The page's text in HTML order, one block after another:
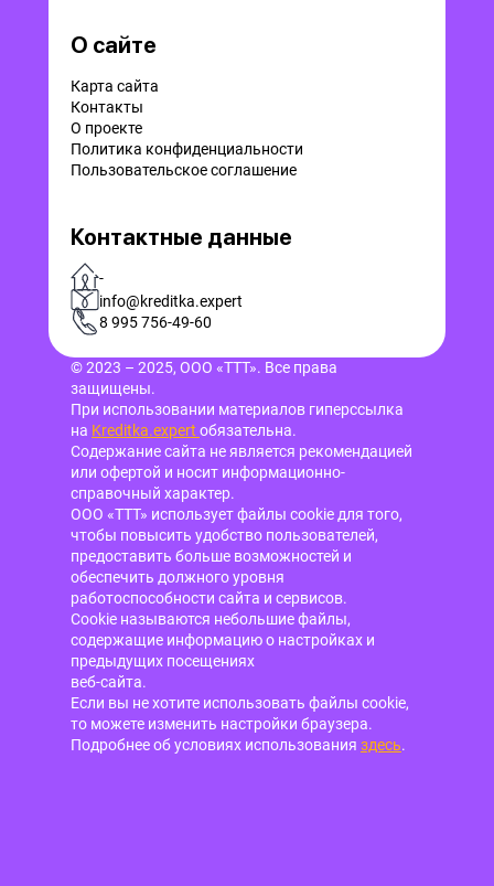
О сайте
Карта сайта
Контакты
О проекте
Политика конфиденциальности
Пользовательское соглашение
Контактные данные
-
info@kreditka.expert
8 995 756-49-60
© 2023 – 2025, ООО «ТТТ». Все права
защищены.
При использовании материалов гиперссылка
на Kreditka.expert обязательна.
Содержание сайта не является рекомендацией
или офертой и носит информационно-
справочный характер.
ООО «ТТТ» использует файлы cookie для того,
чтобы повысить удобство пользователей,
предоставить больше возможностей и
обеспечить должного уровня
работоспособности сайта и сервисов.
Cookie называются небольшие файлы,
содержащие информацию о настройках и
предыдущих посещениях
веб-сайта.
Если вы не хотите использовать файлы cookie,
то можете изменить настройки браузера.
Подробнее об условиях использования здесь.